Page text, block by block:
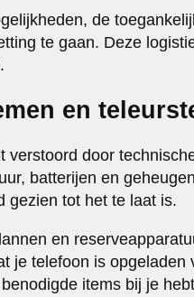
de
te gaan. Deze
en
door
batterijen en
gezien tot het te laat is.
en
je telefoon is opgeladen
items bij je